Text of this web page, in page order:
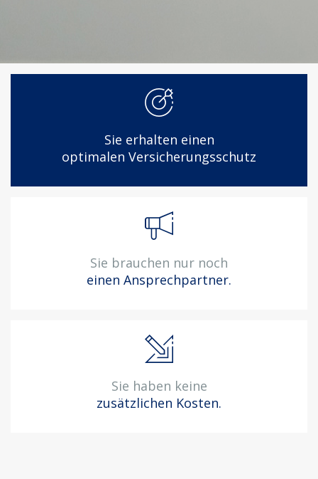
Sie erhalten einen
optimalen Versicherungsschutz
Sie brauchen nur noch
einen Ansprechpartner.
Sie haben keine
zusätzlichen Kosten.